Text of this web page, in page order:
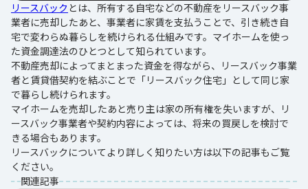
リースバック とは、所有する自宅などの不動産をリースバック事
業者に売却したあと、事業者に家賃を支払うことで、引き続き自
宅で変わらぬ暮らしを続けられる仕組みです。マイホームを使っ
た資金調達法のひとつとして知られています。
不動産売却によってまとまった資金を得ながら、リースバック事業
者と賃貸借契約を結ぶことで「リースバック住宅」として同じ家
で暮らし続けられます。
マイホームを売却したあと売り主は家の所有権を失いますが、リ
ースバック事業者や契約内容によっては、将来の買戻しを検討で
きる場合もあります。
リースバックについてより詳しく知りたい方は以下の記事もご覧
ください。
関連記事